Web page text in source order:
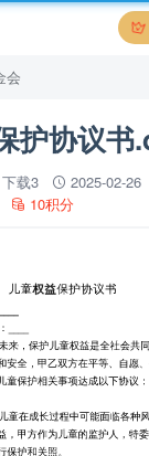
会
护协议书
下载3 2025-02-26
10积分